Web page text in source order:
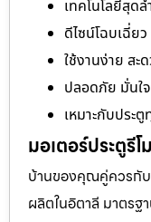
เทคโนโลยีสุด
ดีไซน์โฉบเฉี่ย
ใช้งานง่าย สะ
ปลอดภัย มั่นใจ
เหมาะกับประ
มอเตอร์ประตูรี
บ้านของคุณคู่ควรกั
ผลิตในอิตาลี มาตร